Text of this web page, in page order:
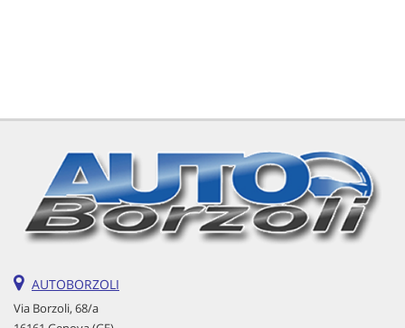
AUTOBORZOLI
Via Borzoli, 68/a
Cookie analitici
Cookie di marketing
Leggi
cookie